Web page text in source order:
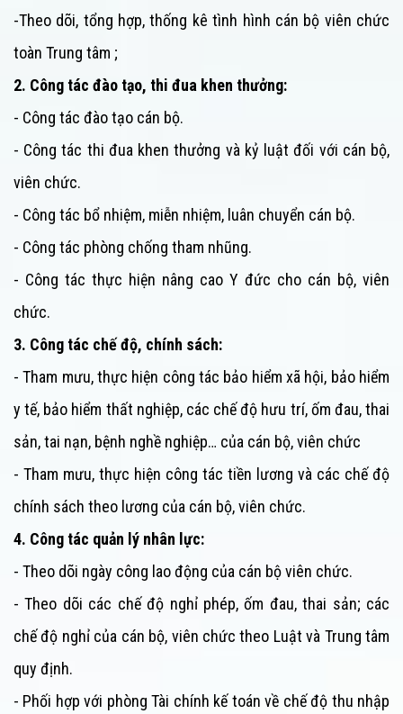
-Theo dõi, tổng hợp, thống kê tình hình cán bộ viên chức
toàn Trung tâm ;
2. Công tác đào tạo, thi đua khen thưởng:
- Công tác đào tạo cán bộ.
- Công tác thi đua khen thưởng và kỷ luật đối với cán bộ,
viên chức.
- Công tác bổ nhiệm, miễn nhiệm, luân chuyển cán bộ.
- Công tác phòng chống tham nhũng.
- Công tác thực hiện nâng cao Y đức cho cán bộ, viên
chức.
3. Công tác chế độ, chính sách:
- Tham mưu, thực hiện công tác bảo hiểm xã hội, bảo hiểm
y tế, bảo hiểm thất nghiệp, các chế độ hưu trí, ốm đau, thai
sản, tai nạn, bệnh nghề nghiệp… của cán bộ, viên chức
- Tham mưu, thực hiện công tác tiền lương và các chế độ
chính sách theo lương của cán bộ, viên chức.
4. Công tác quản lý nhân lực:
- Theo dõi ngày công lao động của cán bộ viên chức.
- Theo dõi các chế độ nghỉ phép, ốm đau, thai sản; các
chế độ nghỉ của cán bộ, viên chức theo Luật và Trung tâm
quy định.
- Phối hợp với phòng Tài chính kế toán về chế độ thu nhập